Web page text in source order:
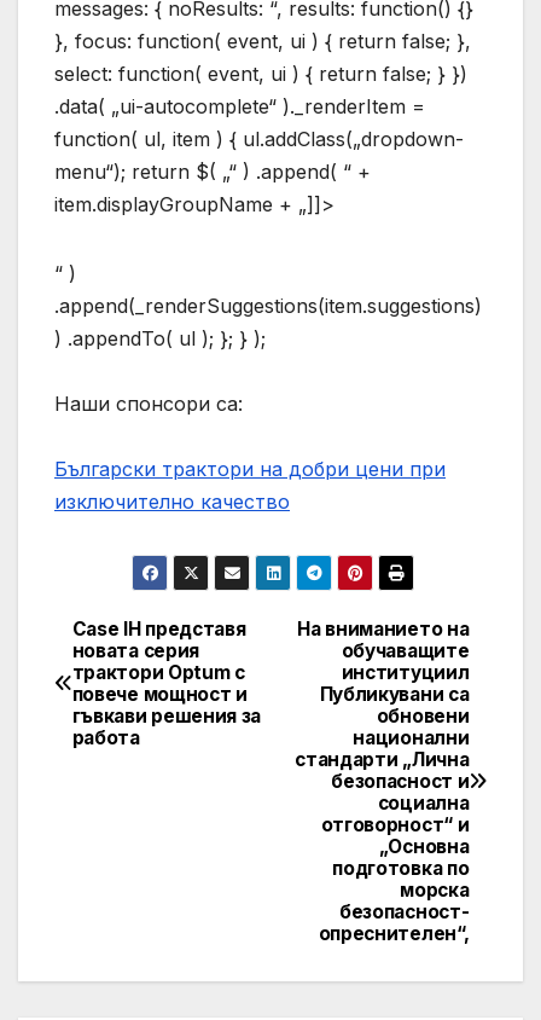
messages: { noResults: “, results: function() {}
}, focus: function( event, ui ) { return false; },
select: function( event, ui ) { return false; } })
.data( „ui-autocomplete“ )._renderItem =
function( ul, item ) { ul.addClass(„dropdown-
menu“); return $( „“ ) .append( “ +
item.displayGroupName + „]]>
“ )
.append(_renderSuggestions(item.suggestions)
) .appendTo( ul ); }; } );
Наши спонсори са:
Български трактори на добри цени при
изключително качество
Навигация
На вниманието на
обучаващите
институциил
Публикувани са
обновени
национални
стандарти „Лична
безопасност и
социална
отговорност“ и
„Основна
подготовка по
морска
безопасност-
опреснителен“,
Case IH представя
новата серия
трактори Optum с
повече мощност и
гъвкави решения за
работа